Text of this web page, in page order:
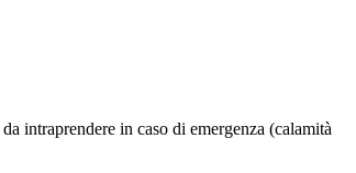
intraprendere in caso di emergenza (calamità